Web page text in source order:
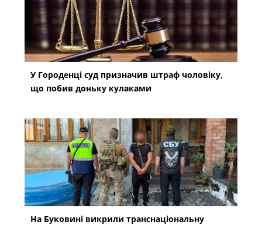
У Городенці суд призначив штраф чоловіку,
що побив доньку кулаками
На Буковині викрили транснаціональну